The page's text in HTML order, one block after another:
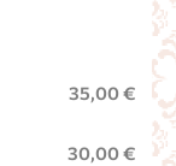
35,00 €
30,00 €